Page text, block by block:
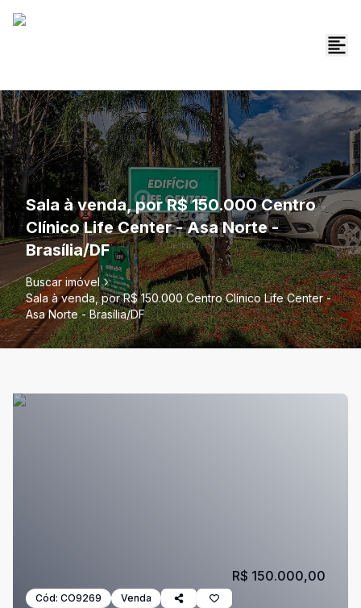
Sala à venda, por R$ 150.000 Centro
Clínico Life Center - Asa Norte -
Brasília/DF
Buscar imóvel
Sala à venda, por R$ 150.000 Centro Clínico Life Center -
Asa Norte - Brasília/DF
Cód: CO9269 Venda
R$ 150.000,00